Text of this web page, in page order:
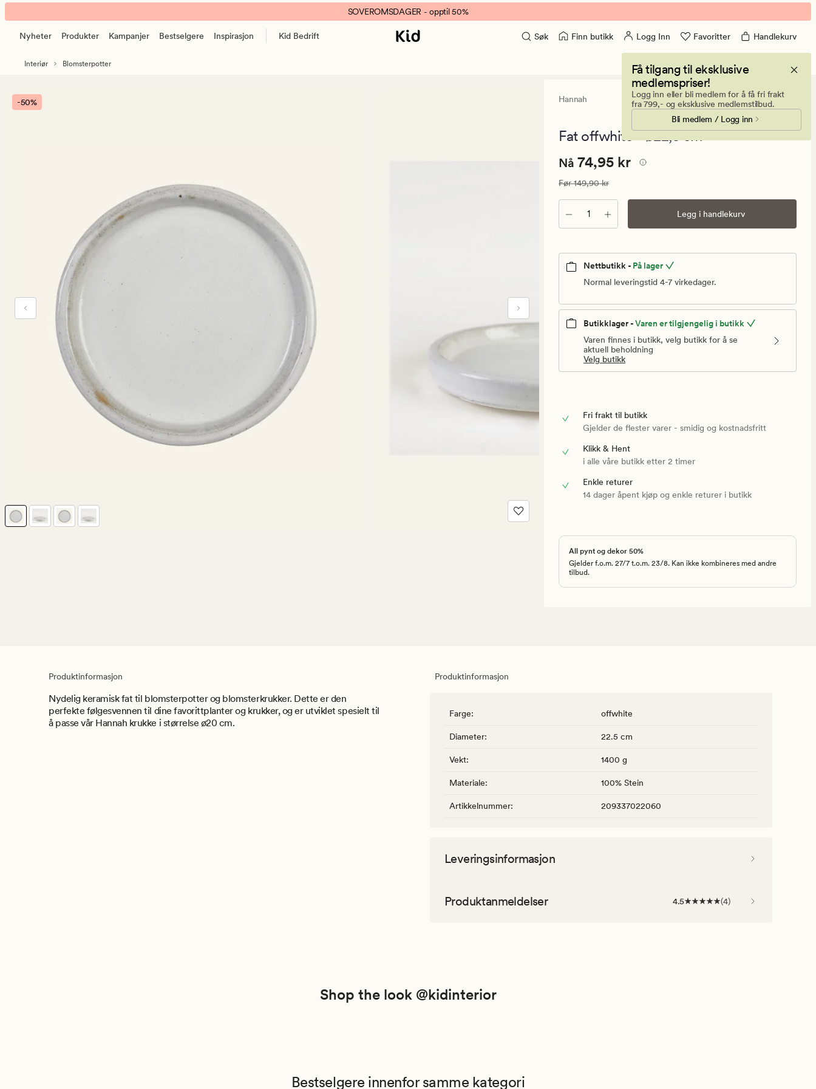
Hannah
fat
offwhite
banner.
Klikk
pause.
SOVEROMSDAGER - opptil 50%
Nyheter Produkter Kampanjer Bestselgere Inspirasjon Kid Bedrift Søk Finn butikk Logg Inn Favoritter Handlekurv
Få tilgang til eksklusive
medlemspriser!
Logg inn eller bli medlem for å få fri frakt
fra 799,- og eksklusive medlemstilbud.
Bli medlem / Logg inn
Interiør Blomsterpotter
-50% Hannah
4
anmeldelser
en
4.5
Fat offwhite - ø22,5 cm
Nåværende
74,95
kr.
Vanlig
pris
Nåværende pris
Nå 74,95 kr
Vanlig pris 149,90 kr
Før149,90 kr
Antall Legg i handlekurv
Nettbutikk - På lager
Normal leveringstid 4-7 virkedager.
Butikklager -Varen er tilgjengelig i butikk
Varen finnes i butikk, velg butikk for å se
aktuell beholdning
Velg butikk
Fri frakt til butikk
Gjelder de flester varer - smidig og kostnadsfritt
Klikk & Hent
i alle våre butikk etter 2 timer
Enkle returer
14 dager åpent kjøp og enkle returer i butikk
All pynt og dekor 50%
Gjelder f.o.m. 27/7 t.o.m. 23/8. Kan ikke kombineres med andre
tilbud.
Produktinformasjon
Nydelig keramisk fat til blomsterpotter og blomsterkrukker. Dette er den
perfekte følgesvennen til dine favorittplanter og krukker, og er utviklet spesielt til
å passe vår Hannah krukke i størrelse ø20 cm.
Produktinformasjon
Farge: offwhite
Diameter: 22.5 cm
Vekt: 1400 g
Materiale: 100% Stein
Artikkelnummer: 209337022060
Leveringsinformasjon
Produktanmeldelser 4.5 (4)
Shop the look @kidinterior
Bestselgere innenfor samme kategori